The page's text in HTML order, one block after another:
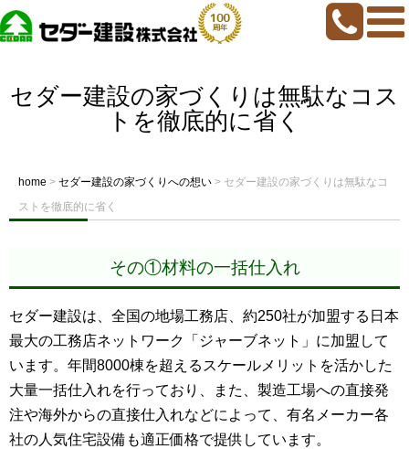
セダー建設の家づくりは無駄なコス
トを徹底的に省く
home > セダー建設の家づくりへの想い > セダー建設の家づくりは無駄なコ
ストを徹底的に省く
その①材料の一括仕入れ
セダー建設は、全国の地場工務店、約250社が加盟する日本
最大の工務店ネットワーク「ジャーブネット」に加盟して
います。年間8000棟を超えるスケールメリットを活かした
大量一括仕入れを行っており、また、製造工場への直接発
注や海外からの直接仕入れなどによって、有名メーカー各
社の人気住宅設備も適正価格で提供しています。